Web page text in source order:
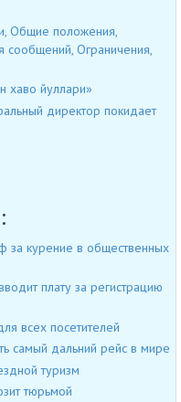
Общие положения,
Ограничения,
хаво йуллари»
директор покидает
за курение в общественных
плату за регистрацию
всех посетителей
самый дальний рейс в мире
туризм
тюрьмой